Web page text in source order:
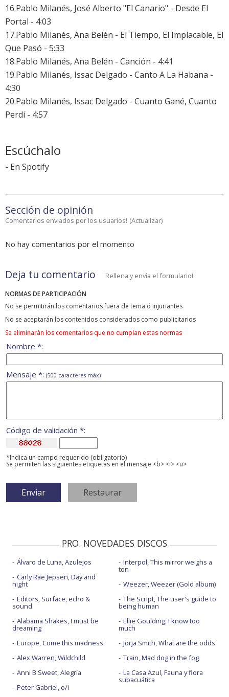
16.Pablo Milanés, José Alberto "El Canario" - Desde El
Portal - 4:03
17.Pablo Milanés, Ana Belén - El Tiempo, El Implacable, El
Que Pasó - 5:33
18.Pablo Milanés, Ana Belén - Canción - 4:41
19.Pablo Milanés, Issac Delgado - Canto A La Habana -
4:30
20.Pablo Milanés, Issac Delgado - Cuanto Gané, Cuanto
Perdí - 4:57
Escúchalo
- En Spotify
Sección de opinión
Comentarios enviados por los usuarios! (Actualizar)
No hay comentarios por el momento
Deja tu comentario Rellena y envía el formulario!
NORMAS DE PARTICIPACIÓN
No se permitirán los comentarios fuera de tema ó injuriantes
No se aceptarán los contenidos considerados como publicitarios
Se eliminarán los comentarios que no cumplan estas normas
Nombre *:
Mensaje *: (500 caracteres máx)
Código de validación *:
*Indica un campo requerido (obligatorio)
Se permiten las siguientes etiquetas en el mensaje <b> <i> <u>
PRO. NOVEDADES DISCOS
Álvaro de Luna, Azulejos
Carly Rae Jepsen, Day and
night
Editors, Surface, echo &
sound
Alabama Shakes, I must be
dreaming
Europe, Come this madness
Alex Warren, Wildchild
Anni B Sweet, Alegría
Peter Gabriel, o/i
Interpol, This mirror weighs a
ton
Weezer, Weezer (Gold album)
The Script, The user's guide to
being human
Ellie Goulding, I know too
much
Jorja Smith, What are the odds
Train, Mad dog in the fog
La Casa Azul, Fauna y flora
subacuática